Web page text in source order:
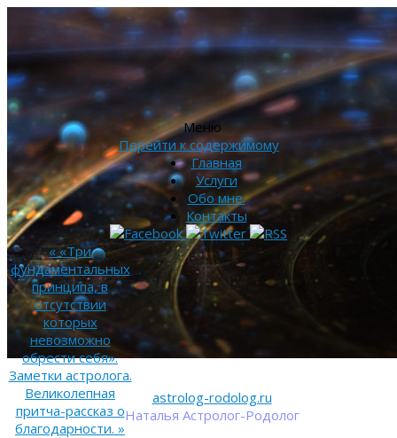
astrolog-rodolog.ru
Наталья Астролог-Родолог
Меню
Перейти к содержимому
Главная
Услуги
Обо мне.
Контакты
« «Три
фундаментальных
принципа, в
отсутствии
которых
невозможно
обрести себя».
Заметки астролога.
Великолепная
притча-рассказ о
благодарности. »